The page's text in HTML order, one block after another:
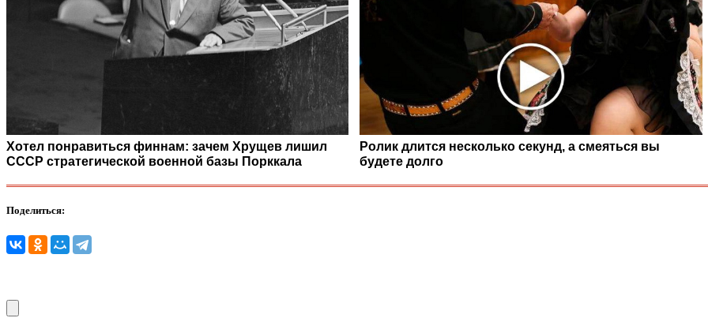
Хотел понравиться финнам: зачем Хрущев лишил
СССР стратегической военной базы Порккала
Ролик длится несколько секунд, а смеяться вы
будете долго
Поделиться: